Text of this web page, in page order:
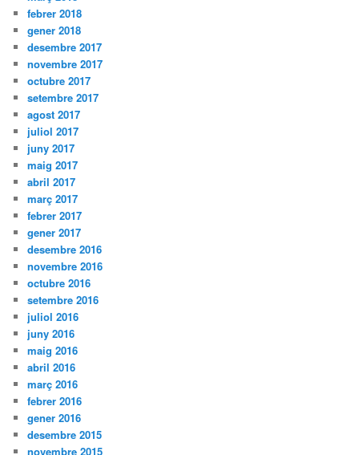
febrer 2018
gener 2018
desembre 2017
novembre 2017
octubre 2017
setembre 2017
agost 2017
juliol 2017
juny 2017
maig 2017
abril 2017
març 2017
febrer 2017
gener 2017
desembre 2016
novembre 2016
octubre 2016
setembre 2016
juliol 2016
juny 2016
maig 2016
abril 2016
març 2016
febrer 2016
gener 2016
desembre 2015
novembre 2015